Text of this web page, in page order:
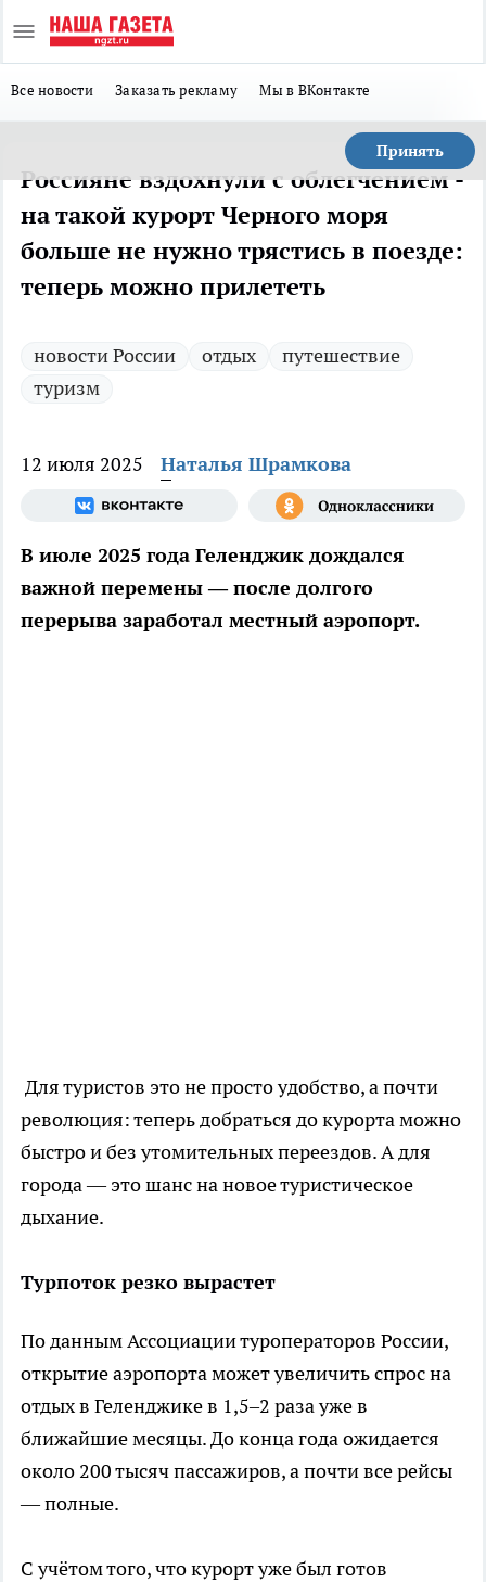
Все новости Заказать рекламу Мы в ВКонтакте
Принять
Россияне вздохнули с облегчением -
на такой курорт Черного моря
больше не нужно трястись в поезде:
теперь можно прилететь
новости России отдых
путешествие
туризм
12 июля 2025 Наталья Шрамкова
В июле 2025 года Геленджик дождался
важной перемены — после долгого
перерыва заработал местный аэропорт.
Для туристов это не просто удобство, а почти
революция: теперь добраться до курорта можно
быстро и без утомительных переездов. А для
города — это шанс на новое туристическое
дыхание.
Турпоток резко вырастет
По данным Ассоциации туроператоров России,
открытие аэропорта может увеличить спрос на
отдых в Геленджике в 1,5–2 раза уже в
ближайшие месяцы. До конца года ожидается
около 200 тысяч пассажиров, а почти все рейсы
— полные.
С учётом того, что курорт уже был готов